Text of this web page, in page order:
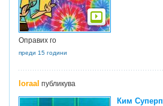
Оправих го
преди 15 години
loraal публикува
Ким